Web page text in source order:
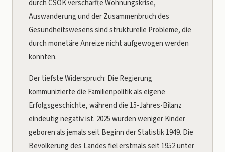
durch CSOK verschärfte Wohnungskrise,
Auswanderung und der Zusammenbruch des
Gesundheitswesens sind strukturelle Probleme, die
durch monetäre Anreize nicht aufgewogen werden
konnten.
Der tiefste Widerspruch: Die Regierung
kommunizierte die Familienpolitik als eigene
Erfolgsgeschichte, während die 15-Jahres-Bilanz
eindeutig negativ ist. 2025 wurden weniger Kinder
geboren als jemals seit Beginn der Statistik 1949. Die
Bevölkerung des Landes fiel erstmals seit 1952 unter